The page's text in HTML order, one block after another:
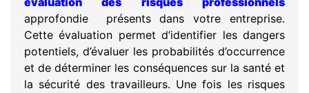
approfondie présents dans votre entreprise.
Cette évaluation permet d’identifier les dangers
potentiels, d’évaluer les probabilités d’occurrence
et de déterminer les conséquences sur la santé et
la sécurité des travailleurs. Une fois les risques